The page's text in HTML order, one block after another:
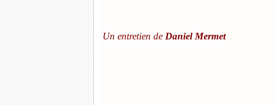
Un entretien de Daniel Mermet